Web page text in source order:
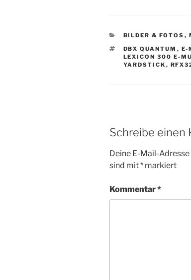
KATEGORIEN
BILDER & FOTOS ,
SCHLAGWÖRTER
DBX QUANTUM , E-
LEXICON 300 E-
YARDSTICK ,
Schreibe einen
Deine E-Mail-
sind mit* markiert
Kommentar*